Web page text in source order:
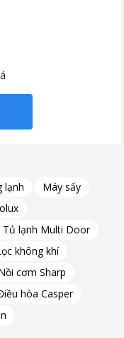
lạnh
Máy sấy
Tủ lạnh Multi Door
không khí
cơm Sharp
hòa Casper